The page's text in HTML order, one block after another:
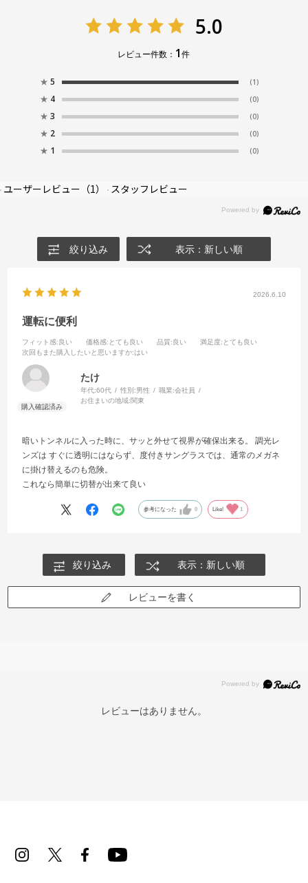
5.0
レビュー件数： 1件
★ 5 (1)
★ 4 (0)
★ 3 (0)
★ 2 (0)
★ 1 (0)
ユーザーレビュー （1） スタッフレビュー
絞り込み 表示：新しい順
2026.6.10
運転に便利
フィット感:良い 価格感:とても良い 品質:良い 満足度:とても良い
次回もまた購入したいと思いますか:はい
たけ
年代:60代 性別:男性 職業:会社員
お住まいの地域:関東
暗いトンネルに入った時に、サッと外せて視界が確保出来る。 調光レ
ンズは すぐに透明にはならず、度付きサングラスでは、通常のメガネ
に掛け替えるのも危険。
これなら簡単に切替が出来て良い
参考になった 0 Like! 1
絞り込み 表示：新しい順
レビューを書く
レビューはありません。